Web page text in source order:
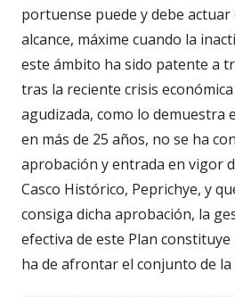
portuense puede y debe actuar
alcance, máxime cuando la
este ámbito ha sido patente a
tras la reciente crisis
agudizada, como lo demuestra
en más de 25 años, no se ha
aprobación y entrada en vigor
Casco Histórico, Peprichye, y
consiga dicha aprobación, la
efectiva de este Plan
ha de afrontar el conjunto de